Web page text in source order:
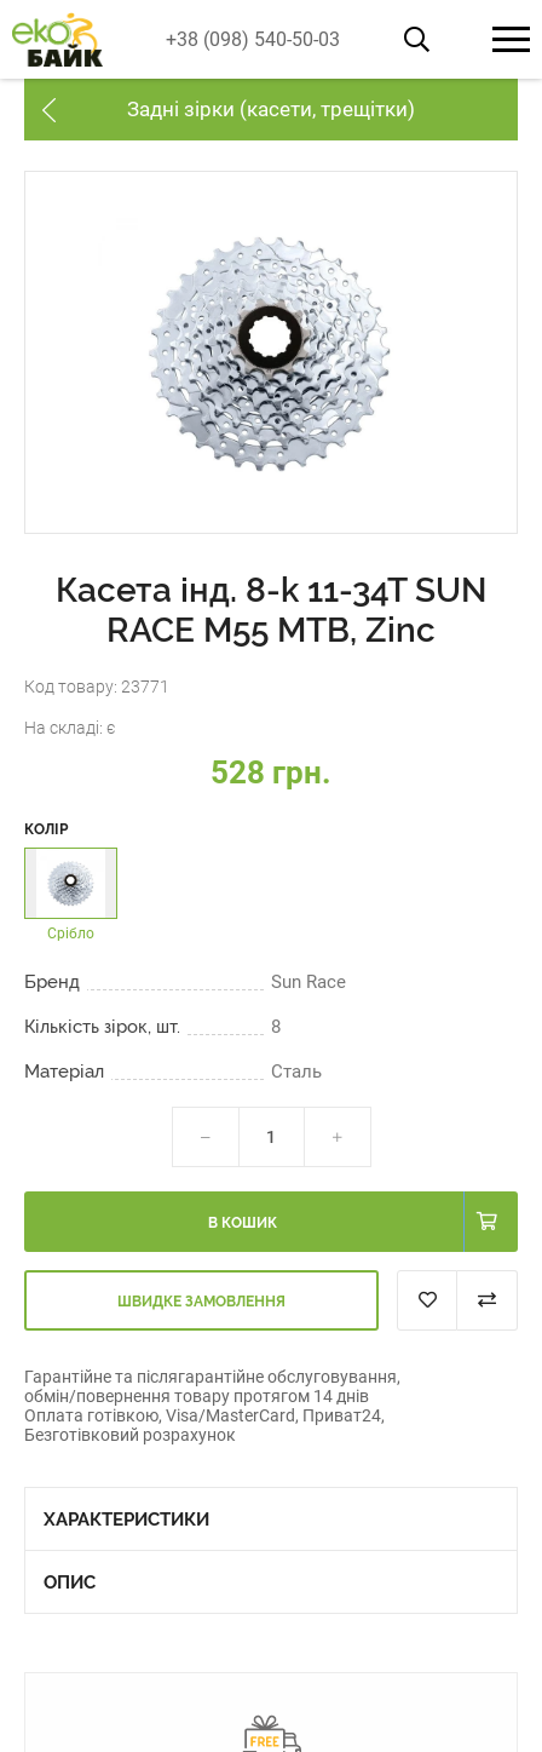
+38 (098) 540-50-03
Задні зірки (касети, трещітки)
Касета інд. 8-k 11-34T SUN
RACE M55 MTB, Zinc
Код товару: 23771
На складі: є
528 грн.
КОЛІР
Срібло
Бренд Sun Race
Кількість зірок, шт. 8
Матеріал Сталь
В КОШИК
ШВИДКЕ ЗАМОВЛЕННЯ
Гарантійне та післягарантійне обслуговування,
обмін/повернення товару протягом 14 днів
Оплата готівкою, Visa/MasterCard, Приват24,
Безготівковий розрахунок
ХАРАКТЕРИСТИКИ
ОПИС